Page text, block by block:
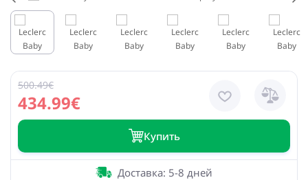
434.99€
500.49€
Купить
Доставка: 5-8 дней